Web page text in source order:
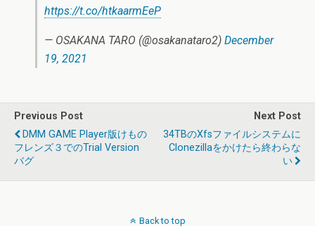
https://t.co/htkaarmEeP
— OSAKANA TARO (@osakanataro2) December
19, 2021
Previous Post
DMM GAME Player版けもの
フレンズ３でのtrial Version
バグ
Next Post
34TBのxfsファイルシステムに
Clonezillaをかけたら終わらな
い
Back to top